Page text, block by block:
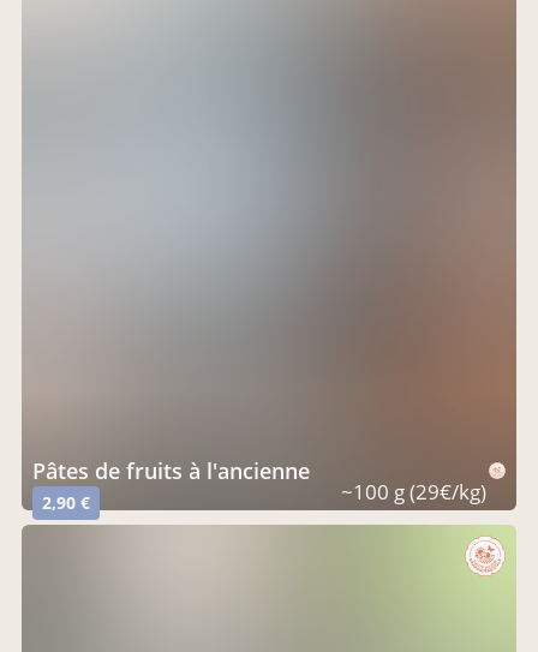
Pâtes de fruits à l'ancienne
2,90 € ~100 g (29€/kg)